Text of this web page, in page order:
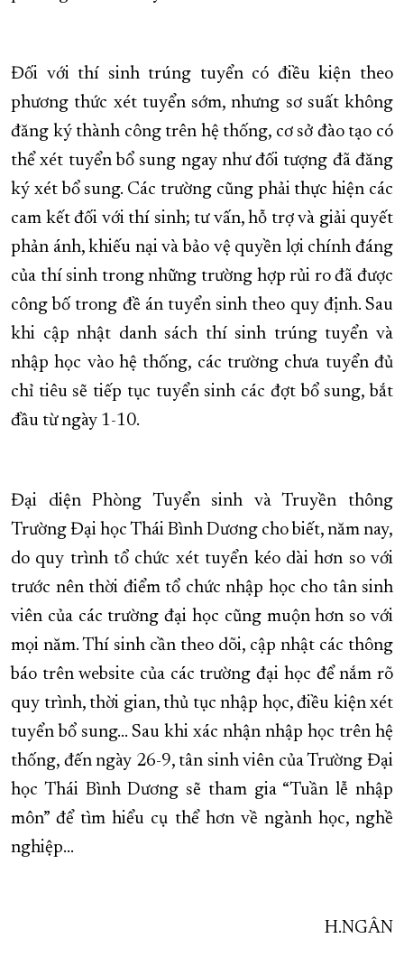
Đối với thí sinh trúng tuyển có điều kiện theo
phương thức xét tuyển sớm, nhưng sơ suất không
đăng ký thành công trên hệ thống, cơ sở đào tạo có
thể xét tuyển bổ sung ngay như đối tượng đã đăng
ký xét bổ sung. Các trường cũng phải thực hiện các
cam kết đối với thí sinh; tư vấn, hỗ trợ và giải quyết
phản ánh, khiếu nại và bảo vệ quyền lợi chính đáng
của thí sinh trong những trường hợp rủi ro đã được
công bố trong đề án tuyển sinh theo quy định. Sau
khi cập nhật danh sách thí sinh trúng tuyển và
nhập học vào hệ thống, các trường chưa tuyển đủ
chỉ tiêu sẽ tiếp tục tuyển sinh các đợt bổ sung, bắt
đầu từ ngày 1-10.
Đại diện Phòng Tuyển sinh và Truyền thông
Trường Đại học Thái Bình Dương cho biết, năm nay,
do quy trình tổ chức xét tuyển kéo dài hơn so với
trước nên thời điểm tổ chức nhập học cho tân sinh
viên của các trường đại học cũng muộn hơn so với
mọi năm. Thí sinh cần theo dõi, cập nhật các thông
báo trên website của các trường đại học để nắm rõ
quy trình, thời gian, thủ tục nhập học, điều kiện xét
tuyển bổ sung... Sau khi xác nhận nhập học trên hệ
thống, đến ngày 26-9, tân sinh viên của Trường Đại
học Thái Bình Dương sẽ tham gia “Tuần lễ nhập
môn” để tìm hiểu cụ thể hơn về ngành học, nghề
nghiệp…
H.NGÂN